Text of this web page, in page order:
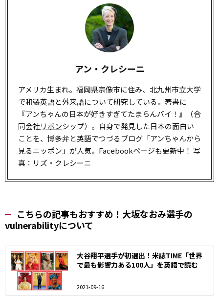
アン・クレシーニ
アメリカ生まれ。福岡県宗像市に住み、北九州市立大学
で和製英語と外来語について研究している。著書に
『アンちゃんの日本が好きすぎてたまらんバイ！』（合
同会社リボンシップ）。自身で発見した日本の面白い
ことを、博多弁と英語でつづるブログ「アンちゃんから
見るニッポン」が人気。Facebookページも更新中！ 写
真：リズ・クレシーニ
こちらの記事もおすすめ！大坂なおみ選手の
vulnerabilityについて
大谷翔平選手が初選出！米誌TIME「世界
で最も影響力ある100人」を英語で読む
2021-09-16